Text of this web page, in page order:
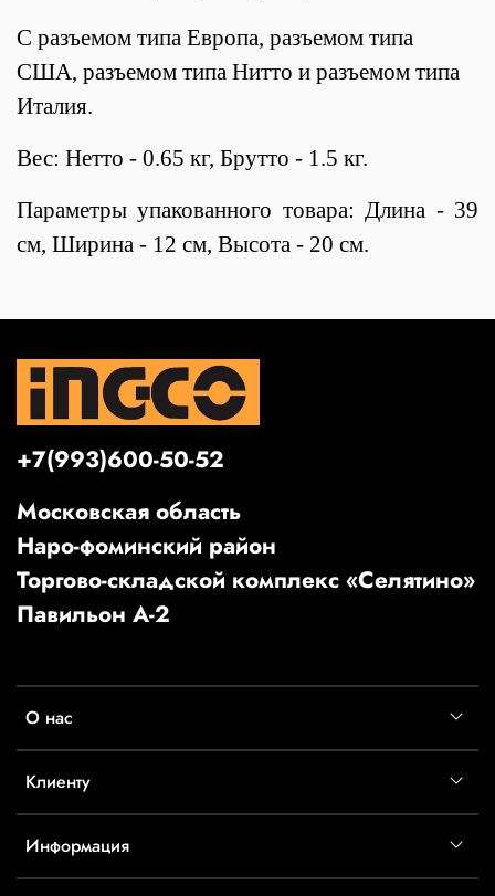
С разъемом типа Европа, разъемом типа
США, разъемом типа Нитто и разъемом типа
Италия.
Вес: Нетто - 0.65 кг, Брутто - 1.5 кг.
Параметры упакованного товара: Длина - 39
см, Ширина - 12 см, Высота - 20 см.
О нас
Клиенту
Информация
+7(993)600-50-52
Московская область
Наро-фоминский район
Торгово-складской комплекс «Селятино»
Павильон А-2